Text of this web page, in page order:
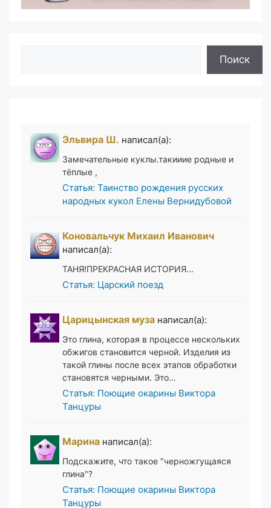
Поиск
Эльвира Ш. написал(а):
Замечательные куклы.такииие родные и
тёплые ,
Статья: Таинство рождения русских
народных кукол Елены Вернидубовой
Коновальчук Михаил Иванович
написал(а):
ТАНЯ!ПРЕКРАСНАЯ ИСТОРИЯ...
Статья: Царский поезд
Царицынская муза написал(а):
Это глина, которая в процессе нескольких
обжигов становится черной. Изделия из
такой глины после всех этапов обработки
становятся черными. Это…
Статья: Поющие окарины Виктора
Танцуры
Марина написал(а):
Подскажите, что такое "черножгущаяся
глина"?
Статья: Поющие окарины Виктора
Танцуры